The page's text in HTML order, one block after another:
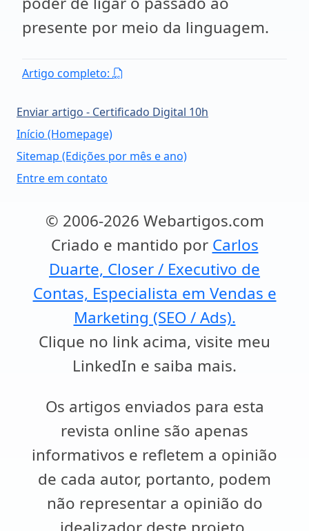
presente por meio da linguagem.
Artigo completo:
Enviar artigo - Certificado Digital 10h
Início (Homepage)
Sitemap (Edições por mês e ano)
Entre em contato
© 2006-2026 Webartigos.com
Criado e mantido por Carlos
Duarte, Closer / Executivo de
Contas, Especialista em Vendas e
Marketing (SEO / Ads).
Clique no link acima, visite meu
LinkedIn e saiba mais.
Os artigos enviados para esta
revista online são apenas
informativos e refletem a opinião
de cada autor, portanto, podem
não representar a opinião do